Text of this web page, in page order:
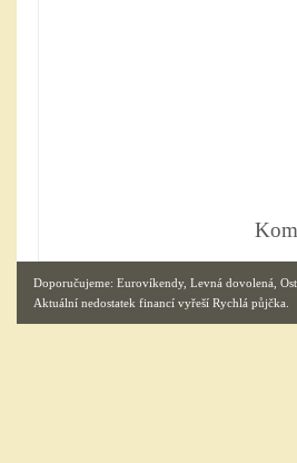
Doporučujeme: Eurovíkendy, Levná dovolená
Aktuální nedostatek financí vyřeší Rychlá půjčka